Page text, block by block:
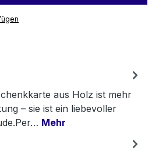
aus Holz ist mehr
– sie ist ein liebevoller
Mehr